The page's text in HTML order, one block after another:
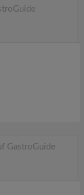
GastroGuide